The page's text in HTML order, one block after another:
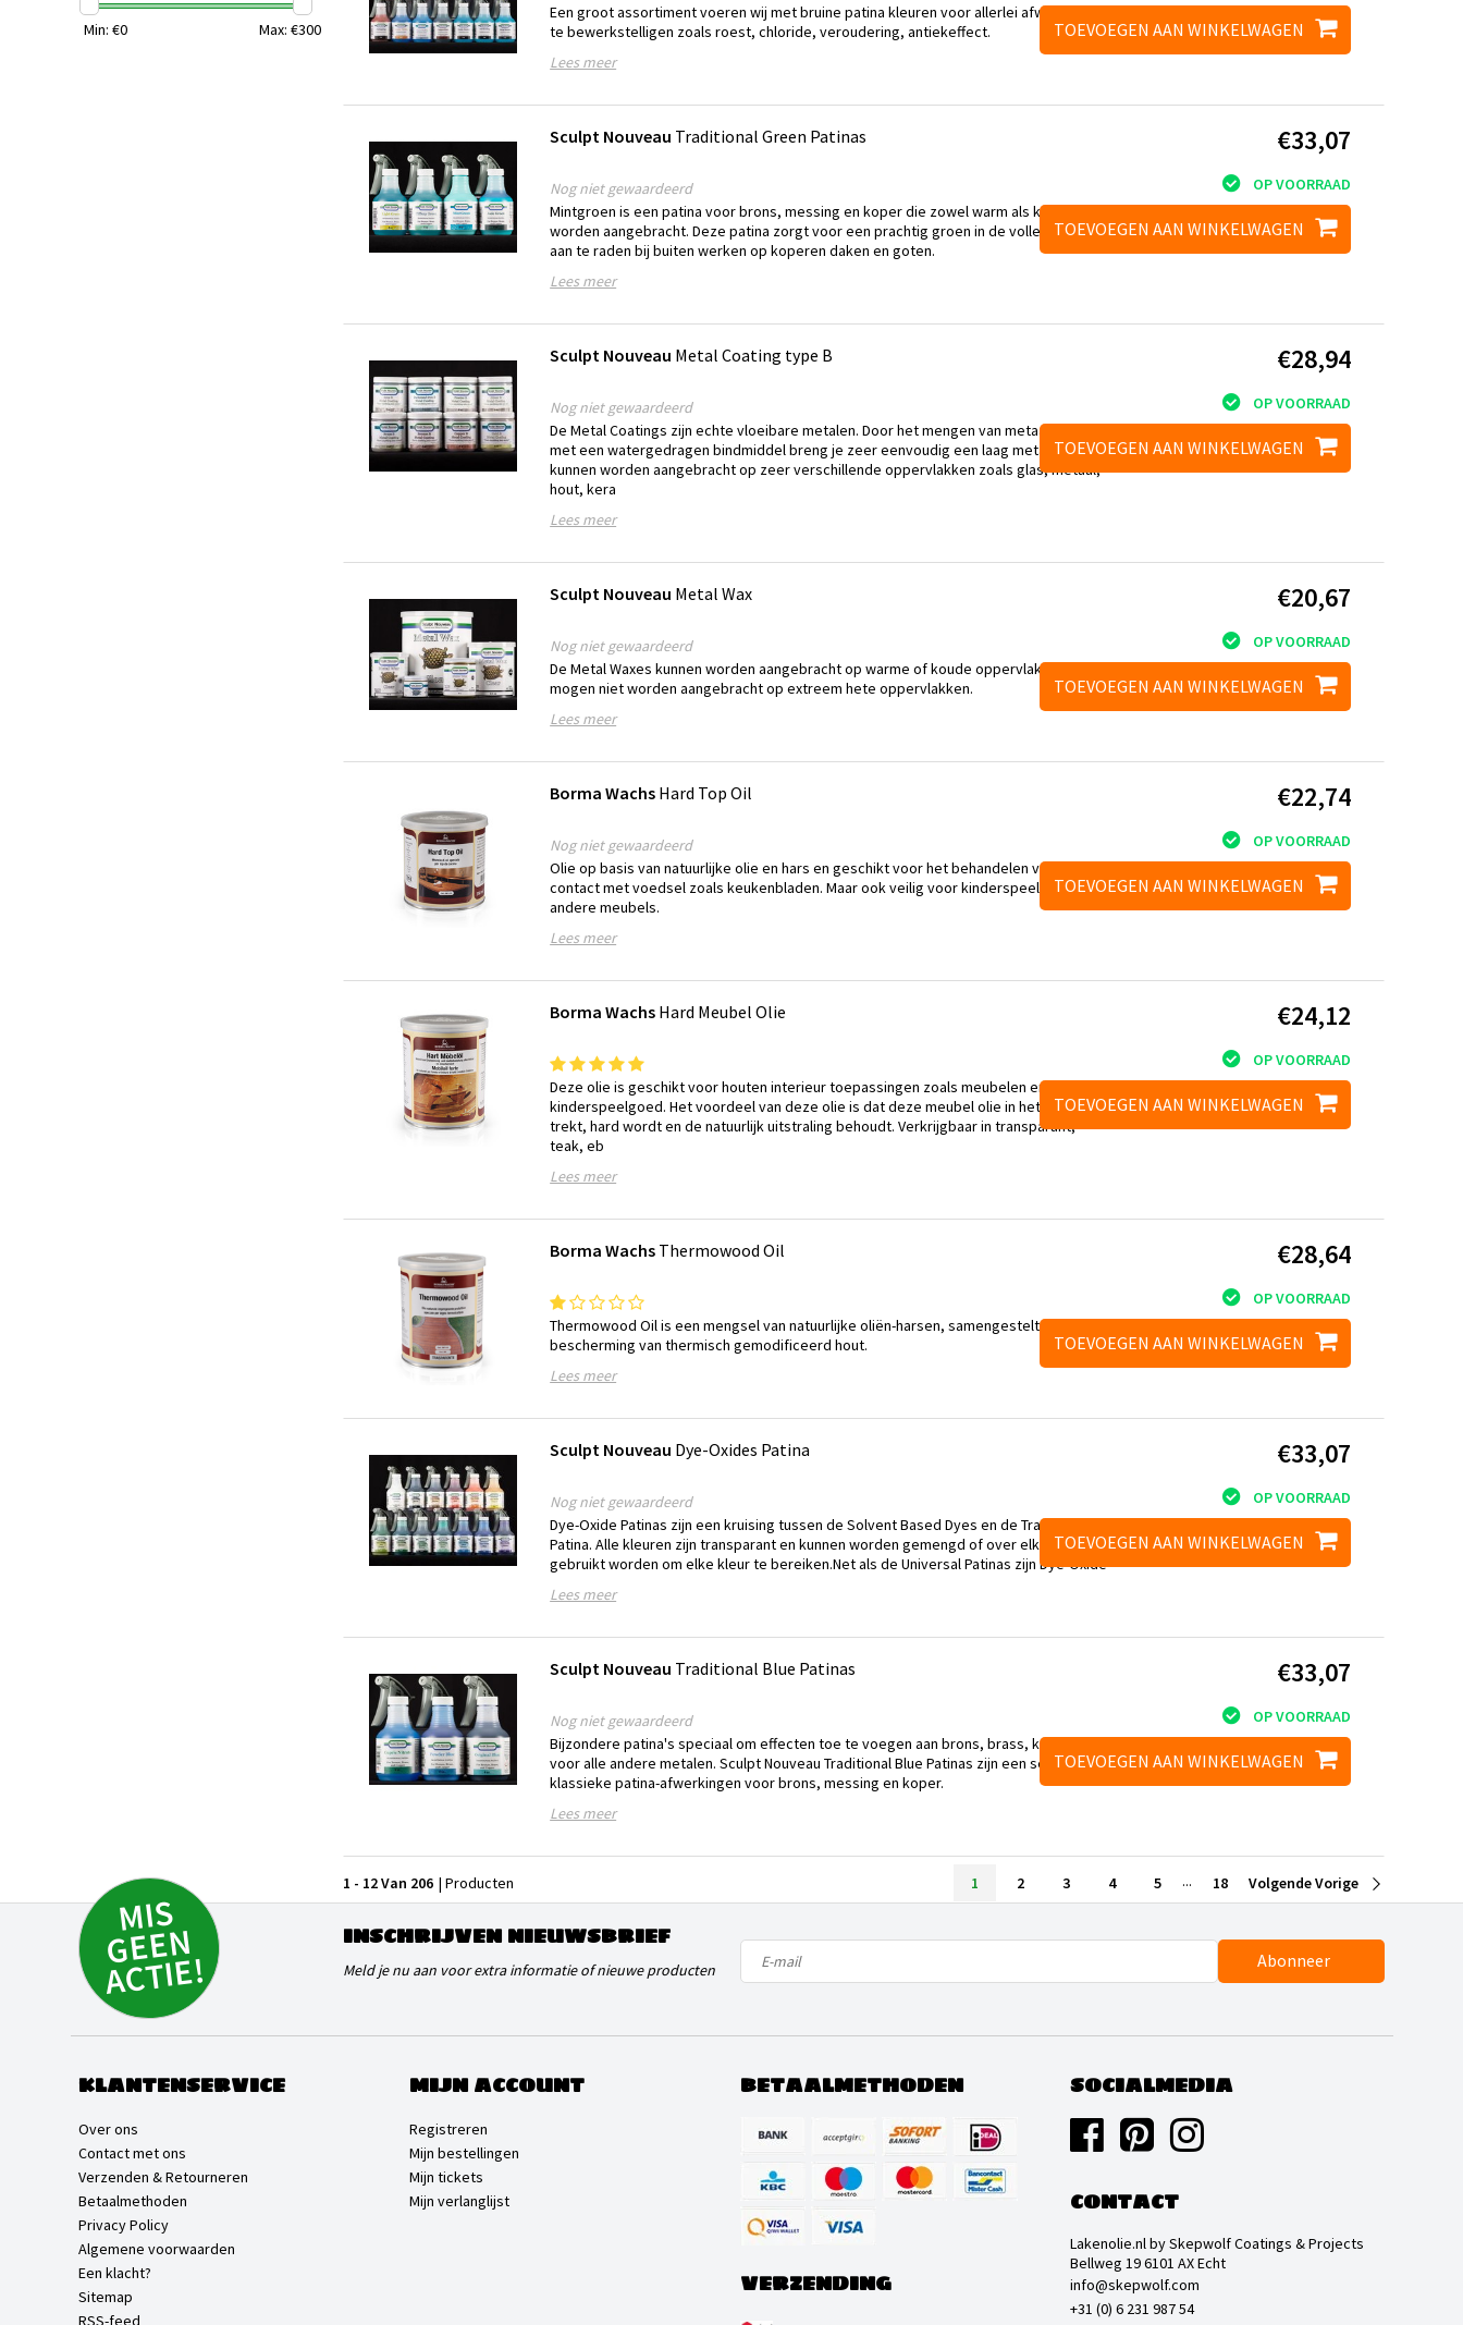
Min: €0 Max: €300
Een groot assortiment voeren wij met bruine patina kleuren voor allerlei afwerkingen
te bewerkstelligen zoals roest, chloride, veroudering, antiekeffect.
Lees meer
TOEVOEGEN AAN WINKELWAGEN
Sculpt Nouveau Traditional Green Patinas
Nog niet gewaardeerd
Mintgroen is een patina voor brons, messing en koper die zowel warm als koud kan
worden aangebracht. Deze patina zorgt voor een prachtig groen in de volle zon en is
aan te raden bij buiten werken op koperen daken en goten.
Lees meer
€33,07
OP VOORRAAD
TOEVOEGEN AAN WINKELWAGEN
Sculpt Nouveau Metal Coating type B
Nog niet gewaardeerd
De Metal Coatings zijn echte vloeibare metalen. Door het mengen van metaalpoeders
met een watergedragen bindmiddel breng je zeer eenvoudig een laag metaal aan.. Ze
kunnen worden aangebracht op zeer verschillende oppervlakken zoals glas, metaal,
hout, kera
Lees meer
€28,94
OP VOORRAAD
TOEVOEGEN AAN WINKELWAGEN
Sculpt Nouveau Metal Wax
Nog niet gewaardeerd
De Metal Waxes kunnen worden aangebracht op warme of koude oppervlakken. Ze
mogen niet worden aangebracht op extreem hete oppervlakken.
Lees meer
€20,67
OP VOORRAAD
TOEVOEGEN AAN WINKELWAGEN
Borma Wachs Hard Top Oil
Nog niet gewaardeerd
Olie op basis van natuurlijke olie en hars en geschikt voor het behandelen van hout in
contact met voedsel zoals keukenbladen. Maar ook veilig voor kinderspeelgoed en
andere meubels.
Lees meer
€22,74
OP VOORRAAD
TOEVOEGEN AAN WINKELWAGEN
Borma Wachs Hard Meubel Olie
Deze olie is geschikt voor houten interieur toepassingen zoals meubelen en houten
kinderspeelgoed. Het voordeel van deze olie is dat deze meubel olie in het hout
trekt, hard wordt en de natuurlijk uitstraling behoudt. Verkrijgbaar in transparant,
teak, eb
Lees meer
€24,12
OP VOORRAAD
TOEVOEGEN AAN WINKELWAGEN
Borma Wachs Thermowood Oil
Thermowood Oil is een mengsel van natuurlijke oliën-harsen, samengestelt voor de
bescherming van thermisch gemodificeerd hout.
Lees meer
€28,64
OP VOORRAAD
TOEVOEGEN AAN WINKELWAGEN
Sculpt Nouveau Dye-Oxides Patina
Nog niet gewaardeerd
‎Dye-Oxide Patinas zijn een kruising tussen de Solvent Based Dyes en de Traditional
Patina. Alle kleuren zijn transparant en kunnen worden gemengd of over elkaar heen
gebruikt worden om elke kleur te bereiken.‎‎Net als de Universal Patinas zijn Dye-Oxide
Lees meer
€33,07
OP VOORRAAD
TOEVOEGEN AAN WINKELWAGEN
Sculpt Nouveau Traditional Blue Patinas
Nog niet gewaardeerd
Bijzondere patina's speciaal om effecten toe te voegen aan brons, brass, koper en
voor alle andere metalen. Sculpt Nouveau Traditional Blue Patinas zijn een serie
klassieke patina-afwerkingen voor brons, messing en koper.
Lees meer
€33,07
OP VOORRAAD
TOEVOEGEN AAN WINKELWAGEN
1 - 12 Van 206 | Producten 1 2 3 4 5 ... 18 Volgende Vorige
MI
S
G
E
E
N
A
C
TI
E!
INSCHRIJVEN NIEUWSBRIEF
Meld je nu aan voor extra informatie of nieuwe producten Abonneer
KLANTENSERVICE
Over ons
Contact met ons
Verzenden & Retourneren
Betaalmethoden
Privacy Policy
Algemene voorwaarden
Een klacht?
Sitemap
RSS-feed
MIJN ACCOUNT
Registreren
Mijn bestellingen
Mijn tickets
Mijn verlanglijst
BETAALMETHODEN
VERZENDING
SOCIALMEDIA
CONTACT
Lakenolie.nl by Skepwolf Coatings & Projects
Bellweg 19 6101 AX Echt
info@skepwolf.com
+31 (0) 6 231 987 54